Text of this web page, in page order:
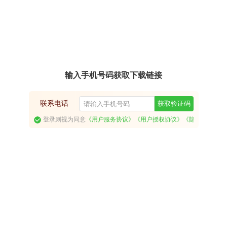
输入手机号码获取下载链接
联系电话 获取验证码
登录则视为同意《用户服务协议》 《用户授权协议》 《隐私政策》